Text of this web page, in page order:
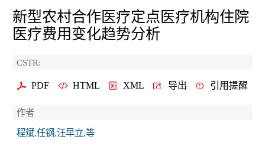
新型农村合作医疗定点医疗机构住院
医疗费用变化趋势分析
CSTR:
PDF HTML XML 导出 引用提醒
作者
程斌,任钢,汪早立,等